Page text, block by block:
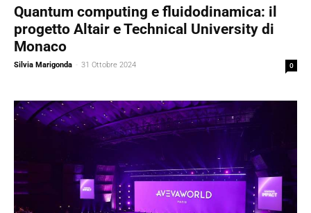
Quantum computing e fluidodinamica: il
progetto Altair e Technical University di
Monaco
Silvia Marigonda - 31 Ottobre 2024 0